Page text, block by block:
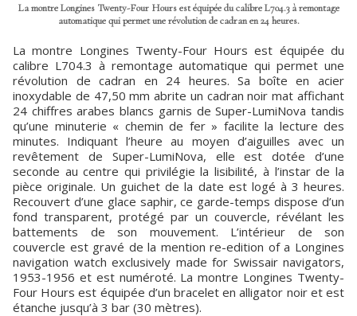
La montre Longines Twenty-Four Hours est équipée du calibre L704.3 à remontage
automatique qui permet une révolution de cadran en 24 heures.
La montre Longines Twenty-Four Hours est équipée du
calibre L704.3 à remontage automatique qui permet une
révolution de cadran en 24 heures. Sa boîte en acier
inoxydable de 47,50 mm abrite un cadran noir mat affichant
24 chiffres arabes blancs garnis de Super-LumiNova tandis
qu’une minuterie « chemin de fer » facilite la lecture des
minutes. Indiquant l’heure au moyen d’aiguilles avec un
revêtement de Super-LumiNova, elle est dotée d’une
seconde au centre qui privilégie la lisibilité, à l’instar de la
pièce originale. Un guichet de la date est logé à 3 heures.
Recouvert d’une glace saphir, ce garde-temps dispose d’un
fond transparent, protégé par un couvercle, révélant les
battements de son mouvement. L’intérieur de son
couvercle est gravé de la mention re-edition of a Longines
navigation watch exclusively made for Swissair navigators,
1953-1956 et est numéroté. La montre Longines Twenty-
Four Hours est équipée d’un bracelet en alligator noir et est
étanche jusqu’à 3 bar (30 mètres).